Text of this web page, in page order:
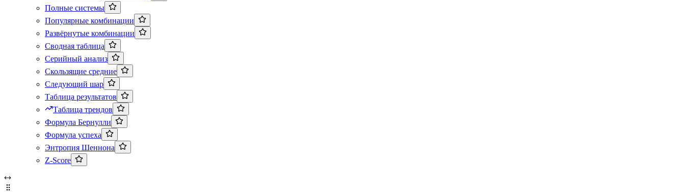
Полные системы
Популярные комбинации
Развёрнутые комбинации
Сводная таблица
Серийный анализ
Скользящие средние
Следующий шар
Таблица результатов
Таблица трендов
Формула Бернулли
Формула успеха
Энтропия Шеннона
Z-Score